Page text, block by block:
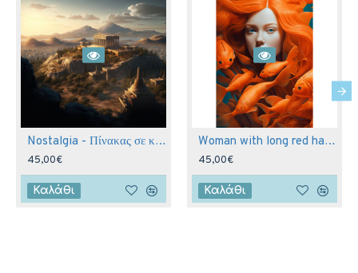
Nostalgia - Πίνακας σε καμβά
45,00€
Καλάθι
Woman with long red hair - Πίνακας σε καμβά
45,00€
Καλάθι